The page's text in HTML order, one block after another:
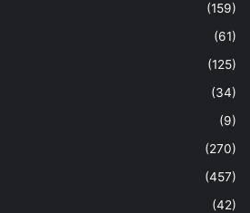
(159)
(61)
(125)
(34)
(9)
(270)
(457)
(42)